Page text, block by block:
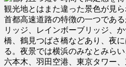
観光地とはまた違った景色が見
首都高速道路の特徴の一つであ
リッジ、レインボーブリッジ、
橋、鶴見つばさ橋などあり、夜
る。夜景では横浜のみなとみら
六本木、羽田空港、東京タワー